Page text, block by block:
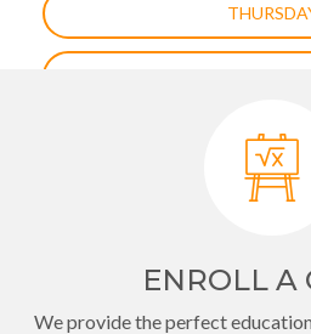
ENROLL A
We provide the perfect